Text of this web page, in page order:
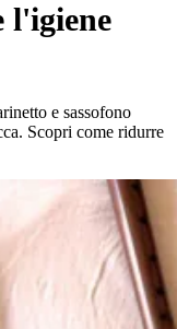
l'igiene
e sassofono
Scopri come ridurre